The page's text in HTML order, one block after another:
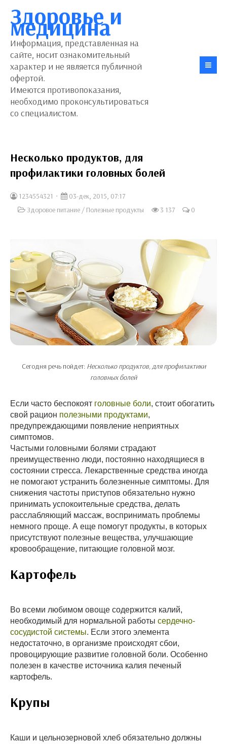
Здоровье и
медицина
Информация, представленная на
сайте, носит ознакомительный
характер и не является публичной
офертой.
Имеются противопоказания,
необходимо проконсультироваться
со специалистом.
Несколько продуктов, для
профилактики головных болей
1234554321
03-дек, 2015, 07:17
Здоровое питание / Полезные продукты 3 137 0
Сегодня речь пойдет: Несколько продуктов, для профилактики
головных болей
Если часто беспокоят головные боли, стоит обогатить
свой рацион полезными продуктами,
предупреждающими появление неприятных
симптомов.
Частыми головными болями страдают
преимущественно люди, постоянно находящиеся в
состоянии стресса. Лекарственные средства иногда
не помогают устранить болезненные симптомы. Для
снижения частоты приступов обязательно нужно
принимать успокоительные средства, делать
расслабляющий массаж, воспринимать проблемы
немного проще. А еще помогут продукты, в которых
присутствуют полезные вещества, улучшающие
кровообращение, питающие головной мозг.
Картофель
Во всеми любимом овоще содержится калий,
необходимый для нормальной работы сердечно-
сосудистой системы. Если этого элемента
недостаточно, в организме происходят сбои,
провоцирующие развитие головной боли. Особенно
полезен в качестве источника калия печеный
картофель.
Крупы
Каши и цельнозерновой хлеб обязательно должны